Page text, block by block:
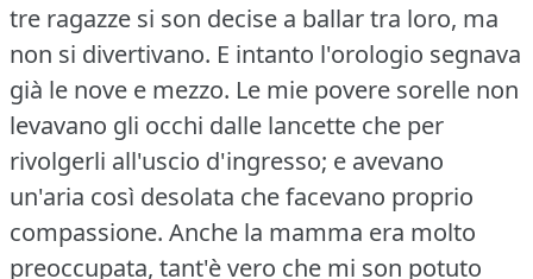
tre ragazze si son decise a ballar tra loro, ma
non si divertivano. E intanto l'orologio segnava
già le nove e mezzo. Le mie povere sorelle non
levavano gli occhi dalle lancette che per
rivolgerli all'uscio d'ingresso; e avevano
un'aria così desolata che facevano proprio
compassione. Anche la mamma era molto
preoccupata, tant'è vero che mi son potuto